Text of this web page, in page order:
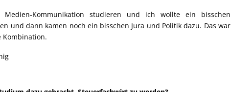
Kommunikation studieren und ich wollte ein bisschen
und dann kamen noch ein bisschen Jura und Politik dazu. Das war